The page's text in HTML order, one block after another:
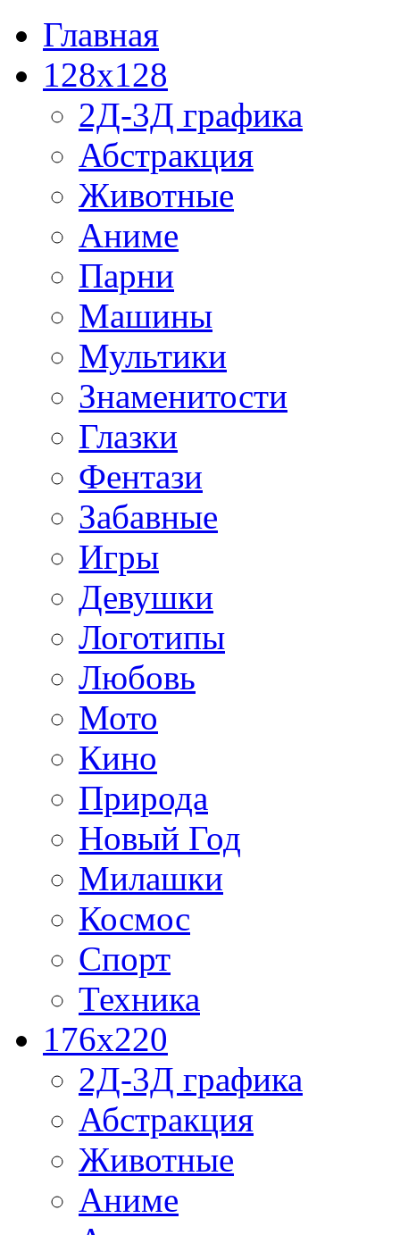
Главная
128x128
2Д-3Д графика
Абстракция
Животные
Аниме
Парни
Машины
Мультики
Знаменитости
Глазки
Фентази
Забавные
Игры
Девушки
Логотипы
Любовь
Мото
Кино
Природа
Новый Год
Милашки
Космос
Спорт
Техника
176x220
2Д-3Д графика
Абстракция
Животные
Аниме